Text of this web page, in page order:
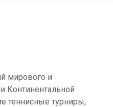
мирового и
Континентальной
теннисные турниры,